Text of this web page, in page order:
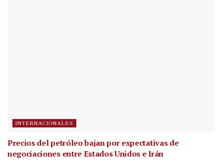
INTERNACIONALES
Precios del petróleo bajan por expectativas de
negociaciones entre Estados Unidos e Irán